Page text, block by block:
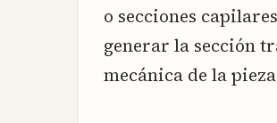
o secciones
generar la sección
mecánica de la